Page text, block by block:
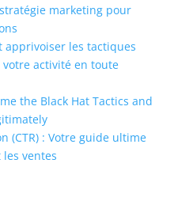
marketing pour
apprivoiser les tactiques
activité en toute
the Black Hat Tactics and
(CTR) : Votre guide ultime
ventes